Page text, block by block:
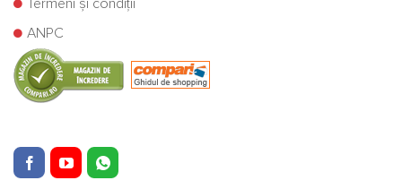
Termeni și condiții
ANPC